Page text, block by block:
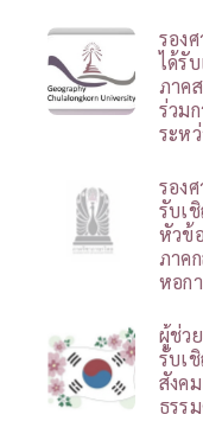
รอง
ได้รั
ภาค
ร่วม
ระห
รอง
รับเ
หัวข้
ภาค
หอก
ผู้ช่ว
รับเ
สังค
ธรร